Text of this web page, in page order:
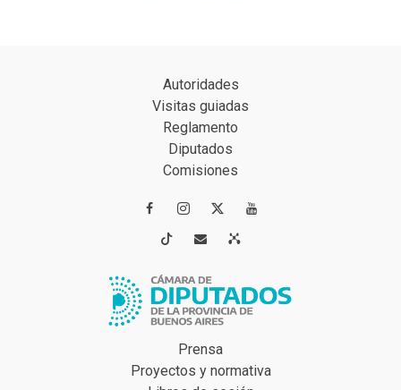
Autoridades
Visitas guiadas
Reglamento
Diputados
Comisiones
 
 
Prensa
Proyectos y normativa